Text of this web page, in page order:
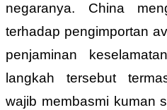
negaranya. China
terhadap pengimportan
penjaminan
langkah tersebut
wajib membasmi kuman